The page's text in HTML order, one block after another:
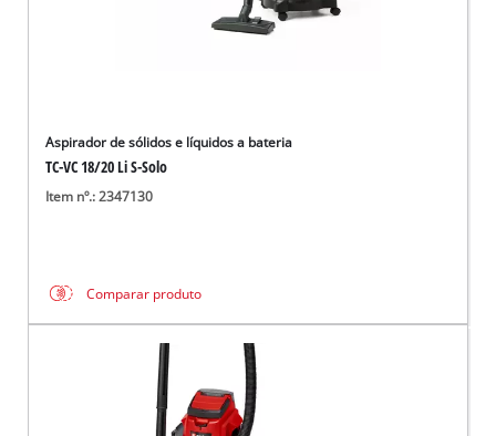
Aspirador de sólidos e líquidos a bateria
TC-VC 18/20 Li S-Solo
Item nº.: 2347130
Comparar produto